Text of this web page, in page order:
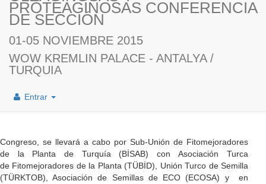
PROTEAGİNOSAS CONFERENCIA
DE SECCIÓN
01-05 NOVIEMBRE 2015
WOW KREMLIN PALACE - ANTALYA /
TURQUIA
Entrar
Congreso, se llevará a cabo por Sub-Unión de Fitomejoradores
de la Planta de Turquía (BİSAB) con Asociación Turca
de Fitomejoradores de la Planta (TÜBİD), Unión Turco de Semilla
(TÜRKTOB), Asociación de Semillas de ECO (ECOSA) y en